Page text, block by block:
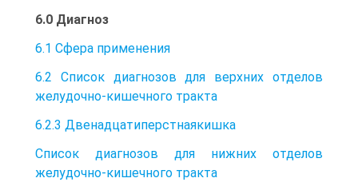
6.0 Диагноз
6.1 Сфера применения
6.2 Список диагнозов для верхних отделов
желудочно-кишечного тракта
6.2.3 Двенадцатиперстнаякишка
Список диагнозов для нижних отделов
желудочно-кишечного тракта